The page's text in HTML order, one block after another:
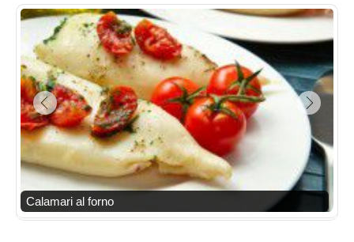
Calamari al forno